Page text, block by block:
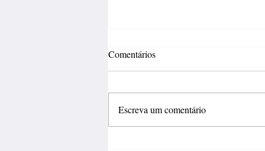
Comentários
Escreva um comentário